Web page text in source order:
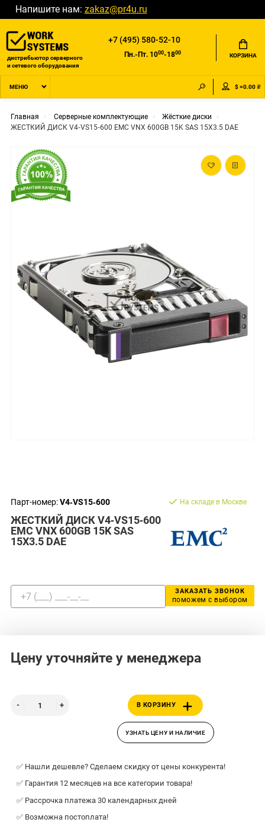
Напишите нам: zakaz@pr4u.ru
дистрибьютор серверного
и сетевого оборудования
+7 (495) 580-52-10
Пн.-Пт. 1000-1800 КОРЗИНА
МЕНЮ $ =0.00 ₽
Главная Серверные комплектующие
Жёсткие диски
ЖЕСТКИЙ ДИСК V4‐VS15‐600 EMC VNX 600GB 15K SAS 15X3.5 DAE
Парт-номер:V4‐VS15‐600
ЖЕСТКИЙ ДИСК V4‐VS15‐600
EMC VNX 600GB 15K SAS
15X3.5 DAE
На складе в Москве
ЗАКАЗАТЬ ЗВОНОК
поможем с выбором
Цену уточняйте у менеджера
В КОРЗИНУ
УЗНАТЬ ЦЕНУ И НАЛИЧИЕ
✅ Нашли дешевле? Сделаем скидку от цены конкурента!
✅ Гарантия 12 месяцев на все категории товара!
✅ Рассрочка платежа 30 календарных дней
✅ Возможна постоплата!